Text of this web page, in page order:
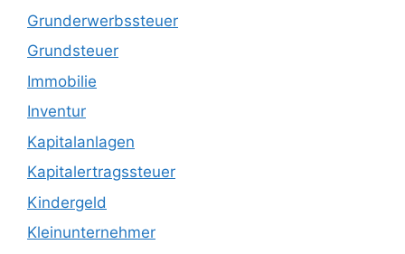
Grunderwerbssteuer
Grundsteuer
Immobilie
Inventur
Kapitalanlagen
Kapitalertragssteuer
Kindergeld
Kleinunternehmer